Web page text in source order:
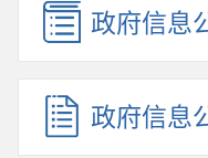
政府信息
政府信息